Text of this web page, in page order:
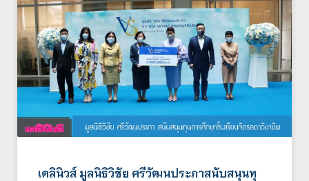
เดลินิวส์ มูลนิธิวิชัย ศรีวัฒนประภาสนับสนุนทุ